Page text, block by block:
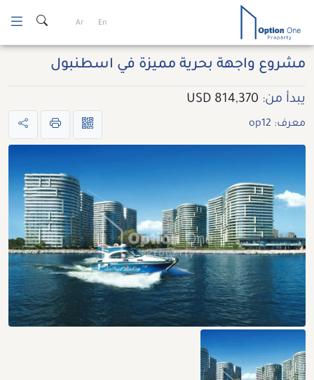
content
En
Ar
مشروع واجهة بحرية مميزة في اسطنبول
يبدأ من: 814,370 USD
معرف: op12